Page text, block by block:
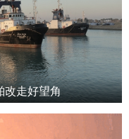
改走好望角